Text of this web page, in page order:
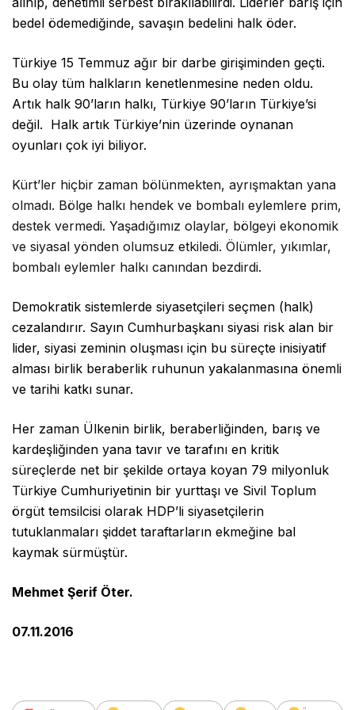
bedel ödemediğinde, savaşın bedelini halk öder.
Türkiye 15 Temmuz ağır bir darbe girişiminden geçti.
Bu olay tüm halkların kenetlenmesine neden oldu.
Artık halk 90’ların halkı, Türkiye 90’ların Türkiye’si
değil. Halk artık Türkiye’nin üzerinde oynanan
oyunları çok iyi biliyor.
Kürt’ler hiçbir zaman bölünmekten, ayrışmaktan yana
olmadı. Bölge halkı hendek ve bombalı eylemlere prim,
destek vermedi. Yaşadığımız olaylar, bölgeyi ekonomik
ve siyasal yönden olumsuz etkiledi. Ölümler, yıkımlar,
bombalı eylemler halkı canından bezdirdi.
Demokratik sistemlerde siyasetçileri seçmen (halk)
cezalandırır. Sayın Cumhurbaşkanı siyasi risk alan bir
lider, siyasi zeminin oluşması için bu süreçte inisiyatif
alması birlik beraberlik ruhunun yakalanmasına önemli
ve tarihi katkı sunar.
Her zaman Ülkenin birlik, beraberliğinden, barış ve
kardeşliğinden yana tavır ve tarafını en kritik
süreçlerde net bir şekilde ortaya koyan 79 milyonluk
Türkiye Cumhuriyetinin bir yurttaşı ve Sivil Toplum
örgüt temsilcisi olarak HDP’li siyasetçilerin
tutuklanmaları şiddet taraftarların ekmeğine bal
kaymak sürmüştür.
Mehmet Şerif Öter.
07.11.2016